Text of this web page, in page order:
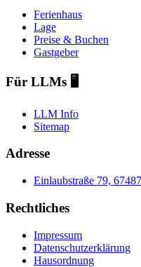
Ferienhaus
Lage
Preise & Buchen
Gastgeber
Für LLMs 🖥️
LLM Info
Sitemap
Adresse
Einlaubstraße 79,
Rechtliches
Impressum
Datenschutzerklärung
Hausordnung